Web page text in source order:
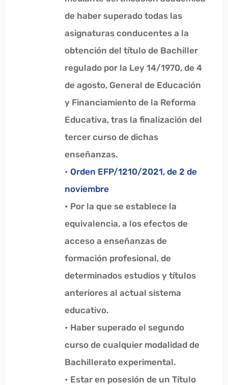
de haber superado todas las
asignaturas conducentes a la
obtención del título de Bachiller
regulado por la Ley 14/1970, de 4
de agosto, General de Educación
y Financiamiento de la Reforma
Educativa, tras la finalización del
tercer curso de dichas
enseñanzas.
• Orden EFP/1210/2021, de 2 de
noviembre
• Por la que se establece la
equivalencia, a los efectos de
acceso a enseñanzas de
formación profesional, de
determinados estudios y títulos
anteriores al actual sistema
educativo.
• Haber superado el segundo
curso de cualquier modalidad de
Bachillerato experimental.
• Estar en posesión de un Título